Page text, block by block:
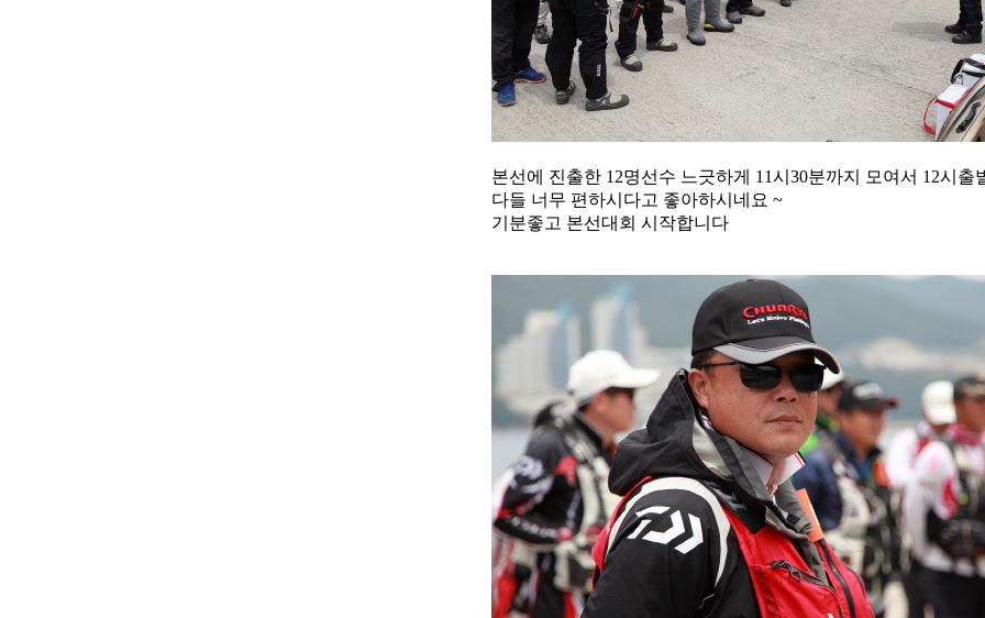
본선에 진출한 12명선수 느긋하게 11시30분까지 모여서 12시출
다들 너무 편하시다고 좋아하시네요 ~
기분좋고 본선대회 시작합니다